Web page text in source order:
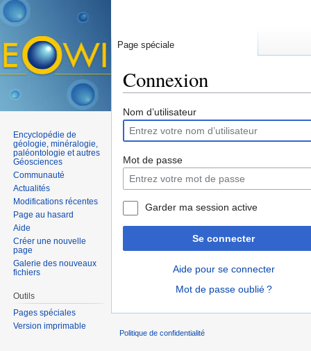
Connexion
Nom d’utilisateur
Mot de passe
Garder ma session active
Se connecter
Aide pour se connecter
Mot de passe oublié ?
Page spéciale
Encyclopédie de
géologie, minéralogie,
paléontologie et autres
Géosciences
Communauté
Actualités
Modifications récentes
Page au hasard
Aide
Créer une nouvelle
page
Galerie des nouveaux
fichiers
Outils
Pages spéciales
Version imprimable
Politique de confidentialité